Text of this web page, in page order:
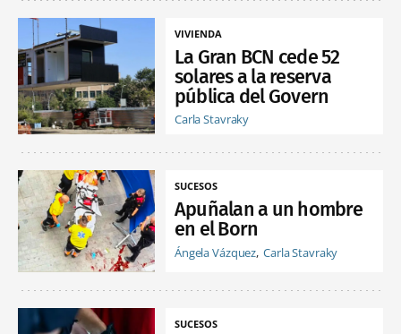
VIVIENDA
La Gran BCN cede 52
solares a la reserva
pública del Govern
Carla Stavraky
SUCESOS
Apuñalan a un hombre
en el Born
Ángela Vázquez Carla Stavraky
SUCESOS